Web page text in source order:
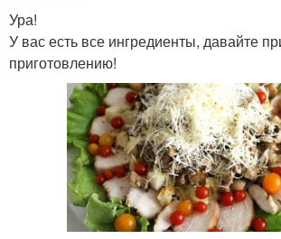
Ура!
У вас есть все ингредиенты, давайте
приготовлению!